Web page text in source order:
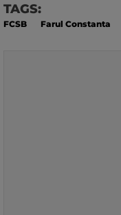
TAGS:
FCSB Farul Constanta